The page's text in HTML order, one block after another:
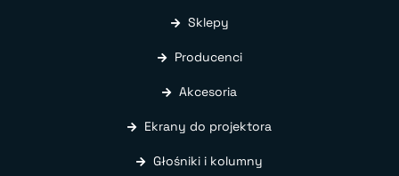
Sklepy
Producenci
Akcesoria
Ekrany do projektora
Głośniki i kolumny